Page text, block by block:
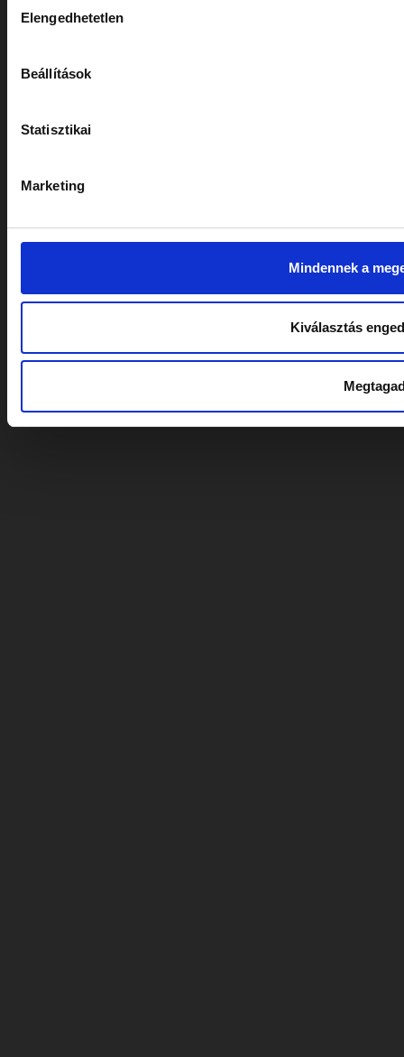
kiválasztása
Elengedhetetlen
Beállítások
Statisztikai
Marketing
Mindennek a
Kiválasztás
HASZNOS INFORMÁCIÓK
Adatkezelési Tájékoztató